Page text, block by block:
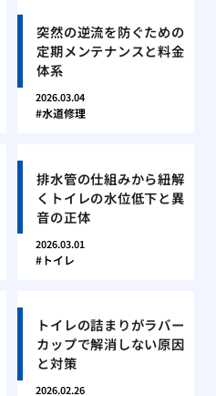
突然の逆流を防ぐための
定期メンテナンスと料金
体系
2026.03.04
水道修理
排水管の仕組みから紐解
くトイレの水位低下と異
音の正体
2026.03.01
トイレ
トイレの詰まりがラバー
カップで解消しない原因
と対策
2026.02.26